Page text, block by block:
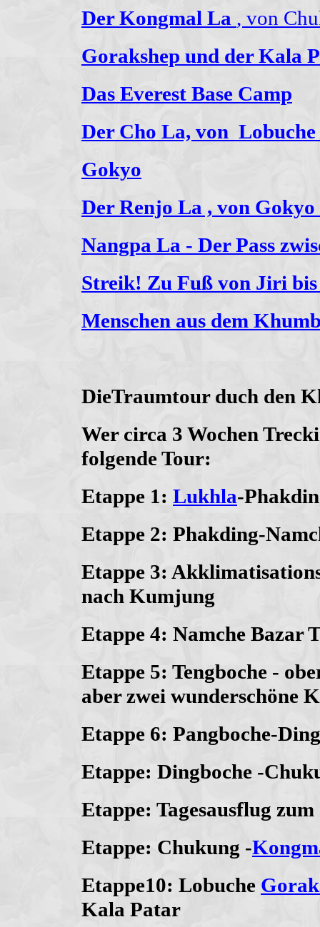
Der Kongmal La , von
Gorakshep und der Kala
Das Everest Base Camp
Der Cho La, von
Gokyo
Der Renjo La , von Gokyo
Nangpa La - Der Pass
Streik! Zu Fuß von Jiri
Menschen aus dem
DieTraumtour duch den
Wer circa 3 Wochen
folgende Tour:
Etappe 1: Lukhla-
Etappe 2: Phakding-
Etappe 3:
nach Kumjung
Etappe 4: Namche Bazar
Etappe 5: Tengboche -
aber zwei wunderschöne
Etappe 6: Pangboche-
Etappe: Dingboche -
Etappe: Tagesausflug
Etappe: Chukung -
Etappe10: Lobuche
Kala Patar